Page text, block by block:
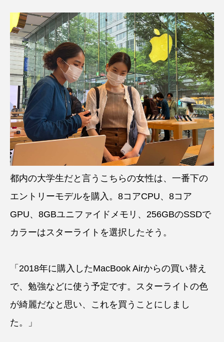
都内の大学生だと言うこちらの女性は、一番下の
エントリーモデルを購入。8コアCPU、8コア
GPU、8GBユニファイドメモリ、256GBのSSDで
カラーはスターライトを選択したそう。
「2018年に購入したMacBook Airからの買い替え
で、勉強などに使う予定です。スターライトの色
が綺麗だなと思い、これを買うことにしまし
た。」